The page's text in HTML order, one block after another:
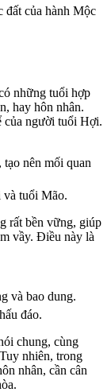
đất của hành Mộc
những tuổi hợp
hay hôn nhân.
của người tuổi Hợi.
nên mối quan
tuổi Mão.
rất bền vững, giúp
vầy. Điều này là
và bao dung.
đáo.
chung, cùng
nhiên, trong
nhân, cần cân